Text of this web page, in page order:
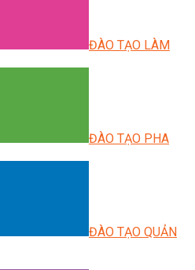
ĐÀO TẠO LÀM
ĐÀO TẠO PHA
ĐÀO TẠO QUẢN